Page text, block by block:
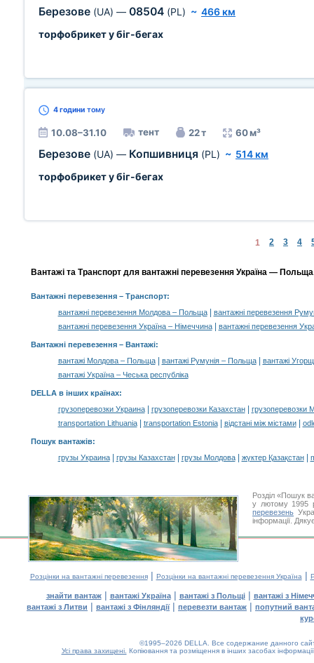
Березове (UA) — 08504 (PL) ~ 466 км
торфобрикет у біг-бегах
4 години тому
10.08–31.10 тент 22 т 60 м³
Березове (UA) — Копшивниця (PL) ~ 514 км
торфобрикет у біг-бегах
1 2 3 4
Вантажі та Транспорт для вантажні перевезення Україна —
Вантажні перевезення– Транспорт:
вантажні перевезення Молдова – Польща|
вантажні перевезення
вантажні перевезення Україна – Німеччина| вантажні перевезення
Вантажні перевезення – Вантажі:
вантажі Молдова – Польща| вантажі Румунія – Польща|
вантажі
вантажі Україна – Чеська республіка
DELLA в інших країнах:
грузоперевозки Украина| грузоперевозки Казахстан|
грузоперевозки
transportation Lithuania| transportation Estonia| відстані між містами|
Пошук вантажів:
грузы Украина| грузы Казахстан| грузы Молдова| жүктер Қазақстан|
Розділ «Пошук
у лютому 1995
перевезень
інформації.
Розцінки на вантажні перевезення| Розцінки на вантажні перевезення Україна |
знайти вантаж| вантажі Україна| вантажі з Польщі| вантажі з
вантажі з Литви | вантажі з Фінляндії| перевезти вантаж | попутний
©1995–2026 DELLA. Все содержание данного
Усі права захищені. Копіювання та розміщення в інших засобах